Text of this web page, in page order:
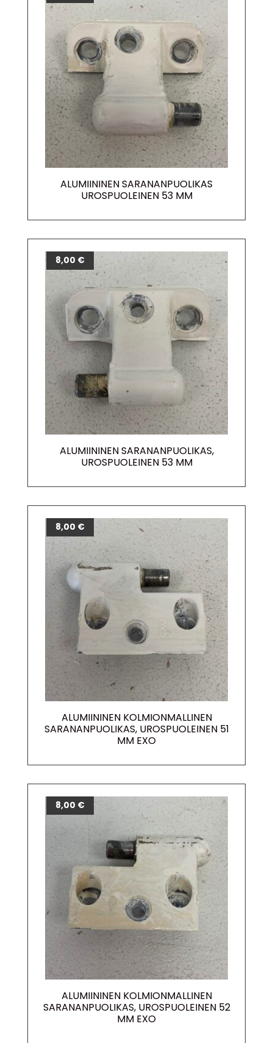
ALUMIININEN SARANANPUOLIKAS
UROSPUOLEINEN 53 MM
ALUMIININEN SARANANPUOLIKAS,
UROSPUOLEINEN 53 MM
8,00 €
ALUMIININEN KOLMIONMALLINEN
SARANANPUOLIKAS, UROSPUOLEINEN 51
MM EXO
8,00 €
ALUMIININEN KOLMIONMALLINEN
SARANANPUOLIKAS, UROSPUOLEINEN 52
MM EXO
8,00 €